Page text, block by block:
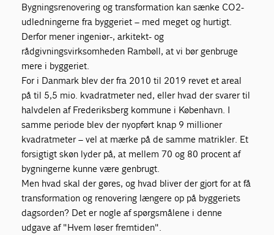
Bygningsrenovering og transformation kan sænke CO2-
udledningerne fra byggeriet – med meget og hurtigt.
Derfor mener ingeniør-, arkitekt- og
rådgivningsvirksomheden Rambøll, at vi bør genbruge
mere i byggeriet.
For i Danmark blev der fra 2010 til 2019 revet et areal
på til 5,5 mio. kvadratmeter ned, eller hvad der svarer til
halvdelen af Frederiksberg kommune i København. I
samme periode blev der nyopført knap 9 millioner
kvadratmeter – vel at mærke på de samme matrikler. Et
forsigtigt skøn lyder på, at mellem 70 og 80 procent af
bygningerne kunne være genbrugt.
Men hvad skal der gøres, og hvad bliver der gjort for at få
transformation og renovering længere op på byggeriets
dagsorden? Det er nogle af spørgsmålene i denne
udgave af "Hvem løser fremtiden".